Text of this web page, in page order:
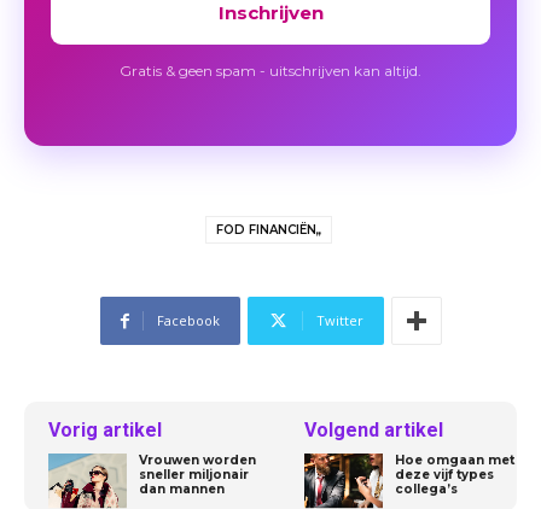
Inschrijven
Gratis & geen spam - uitschrijven kan altijd.
FOD FINANCIËN,,
Facebook Twitter
Vorig artikel
Vrouwen worden
sneller miljonair
dan mannen
Volgend artikel
Hoe omgaan met
deze vijf types
collega’s